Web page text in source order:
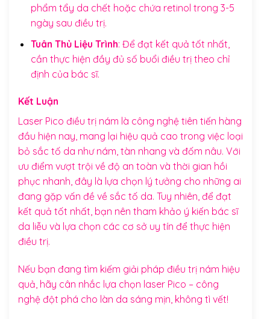
phẩm tẩy da chết hoặc chứa retinol trong 3-5
ngày sau điều trị.
Tuân Thủ Liệu Trình: Để đạt kết quả tốt nhất,
cần thực hiện đầy đủ số buổi điều trị theo chỉ
định của bác sĩ.
Kết Luận
Laser Pico điều trị nám là công nghệ tiên tiến hàng
đầu hiện nay, mang lại hiệu quả cao trong việc loại
bỏ sắc tố da như nám, tàn nhang và đốm nâu. Với
ưu điểm vượt trội về độ an toàn và thời gian hồi
phục nhanh, đây là lựa chọn lý tưởng cho những ai
đang gặp vấn đề về sắc tố da. Tuy nhiên, để đạt
kết quả tốt nhất, bạn nên tham khảo ý kiến bác sĩ
da liễu và lựa chọn các cơ sở uy tín để thực hiện
điều trị.
Nếu bạn đang tìm kiếm giải pháp điều trị nám hiệu
quả, hãy cân nhắc lựa chọn laser Pico – công
nghệ đột phá cho làn da sáng mịn, không tì vết!